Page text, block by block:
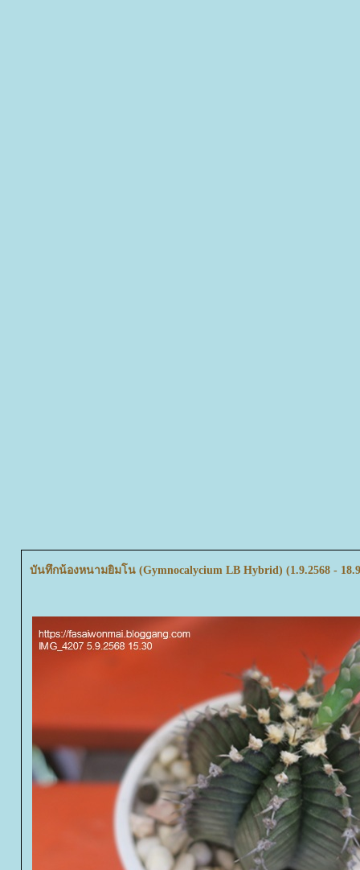
บันทึกน้องหนามยิมโน (Gymnocalycium LB Hybrid) (1.9.2568 -